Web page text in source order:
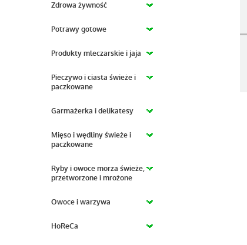
Zdrowa żywność
Potrawy gotowe
Produkty mleczarskie i jaja
Pieczywo i ciasta świeże i
paczkowane
Garmażerka i delikatesy
Mięso i wędliny świeże i
paczkowane
Ryby i owoce morza świeże,
przetworzone i mrożone
Owoce i warzywa
HoReCa